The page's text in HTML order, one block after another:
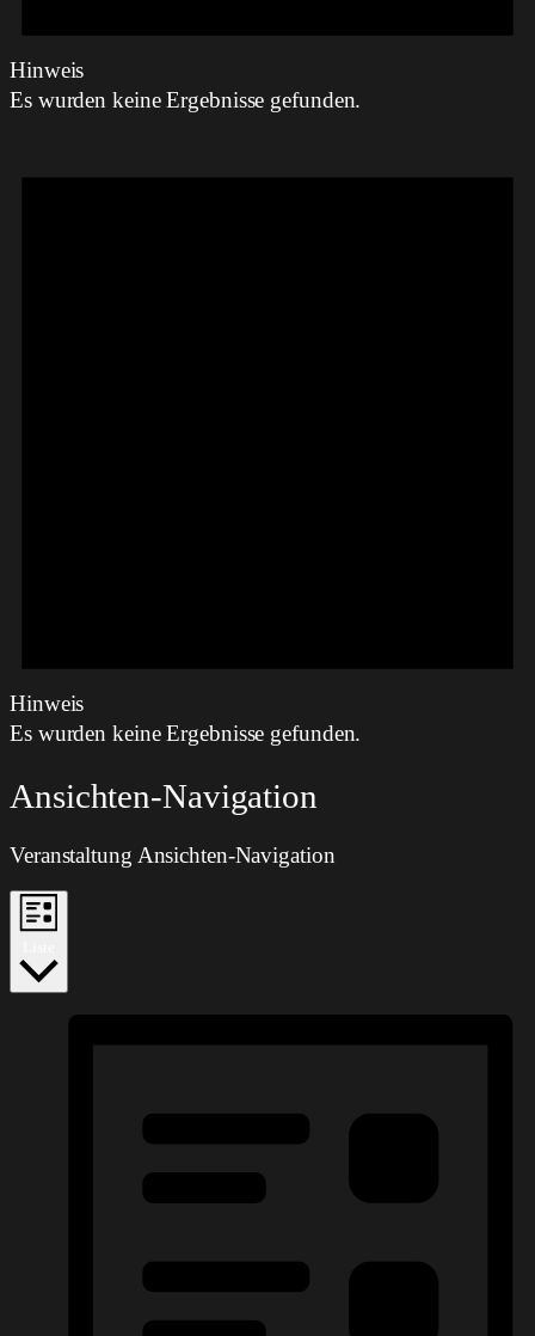
Hinweis
Es wurden keine Ergebnisse gefunden.
Hinweis
Es wurden keine Ergebnisse gefunden.
Ansichten-Navigation
Veranstaltung Ansichten-Navigation